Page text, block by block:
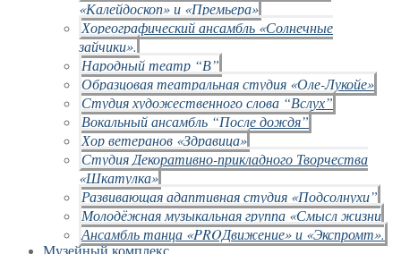
«Калейдоскоп» и «Премьера»
Хореографический ансамбль «Солнечные
зайчики».
Народный театр “В”
Образцовая театральная студия «Оле-Лукойе»
Студия художественного слова “Вслух”
Вокальный ансамбль “После дождя”
Хор ветеранов «Здравица»
Студия Декоративно-прикладного Творчества
«Шкатулка»
Развивающая адаптивная студия «Подсолнухи”
Молодёжная музыкальная группа «Смысл жизни
Ансамбль танца «PROДвижение» и «Экспромт».